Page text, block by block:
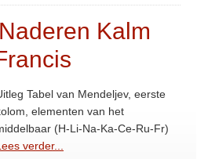
Kalm
Tabel van Mendeljev, eerste
elementen van het
(H-Li-Na-Ka-Ce-Ru-Fr)
verder...